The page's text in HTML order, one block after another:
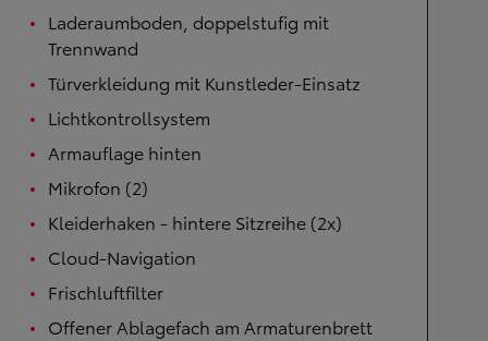
Laderaumboden, doppelstufig mit
Trennwand
Türverkleidung mit Kunstleder-Einsatz
Lichtkontrollsystem
Armauflage hinten
Mikrofon (2)
Kleiderhaken - hintere Sitzreihe (2x)
Cloud-Navigation
Frischluftfilter
Offener Ablagefach am Armaturenbrett